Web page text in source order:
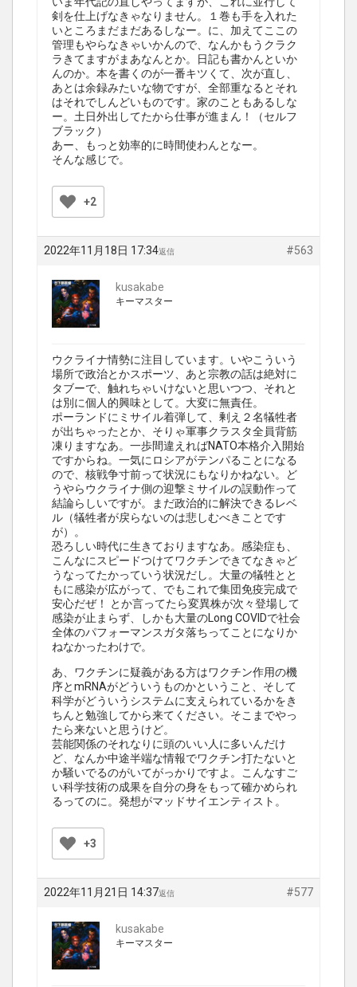
剣を仕上げなきゃなりません。１巻も手を入れた
いところまだまだあるしなー。に、加えてここの
管理もやらなきゃいかんので、なんかもうクラク
ラきてますがまあなんとか。日記も書かんといか
んのか。本を書くのが一番キツくて、次が直し、
あとは余録みたいな物ですが、全部重なるとそれ
はそれでしんどいものです。家のこともあるしな
ー。土日外出してたから仕事が進まん！（セルフ
ブラック）
あー、もっと効率的に時間使わんとなー。
そんな感じで。
+2
2022年11月18日 17:34 #563
返信
kusakabe
キーマスター
ウクライナ情勢に注目しています。いやこういう
場所で政治とかスポーツ、あと宗教の話は絶対に
タブーで、触れちゃいけないと思いつつ、それと
は別に個人的興味として。大変に無責任。
ポーランドにミサイル着弾して、剰え２名犠牲者
が出ちゃったとか、そりゃ軍事クラスタ全員背筋
凍りますなあ。一歩間違えればNATO本格介入開始
ですからね。一気にロシアがテンパることになる
ので、核戦争寸前って状況にもなりかねない。ど
うやらウクライナ側の迎撃ミサイルの誤動作って
結論らしいですが。まだ政治的に解決できるレベ
ル（犠牲者が戻らないのは悲しむべきことです
が）。
恐ろしい時代に生きておりますなあ。感染症も、
こんなにスピードつけてワクチンできてなきゃど
うなってたかっていう状況だし。大量の犠牲とと
もに感染が広がって、でもこれで集団免疫完成で
安心だぜ！ とか言ってたら変異株が次々登場して
感染が止まらず、しかも大量のLong COVIDで社会
全体のパフォーマンスガタ落ちってことになりか
ねなかったわけで。
あ、ワクチンに疑義がある方はワクチン作用の機
序とmRNAがどういうものかということ、そして
科学がどういうシステムに支えられているかをき
ちんと勉強してから来てください。そこまでやっ
たら来ないと思うけど。
芸能関係のそれなりに頭のいい人に多いんだけ
ど、なんか中途半端な情報でワクチン打たないと
か騒いでるのがいてがっかりですよ。こんなすご
い科学技術の成果を自分の身をもって確かめられ
るってのに。発想がマッドサイエンティスト。
+3
2022年11月21日 14:37 #577
返信
kusakabe
キーマスター